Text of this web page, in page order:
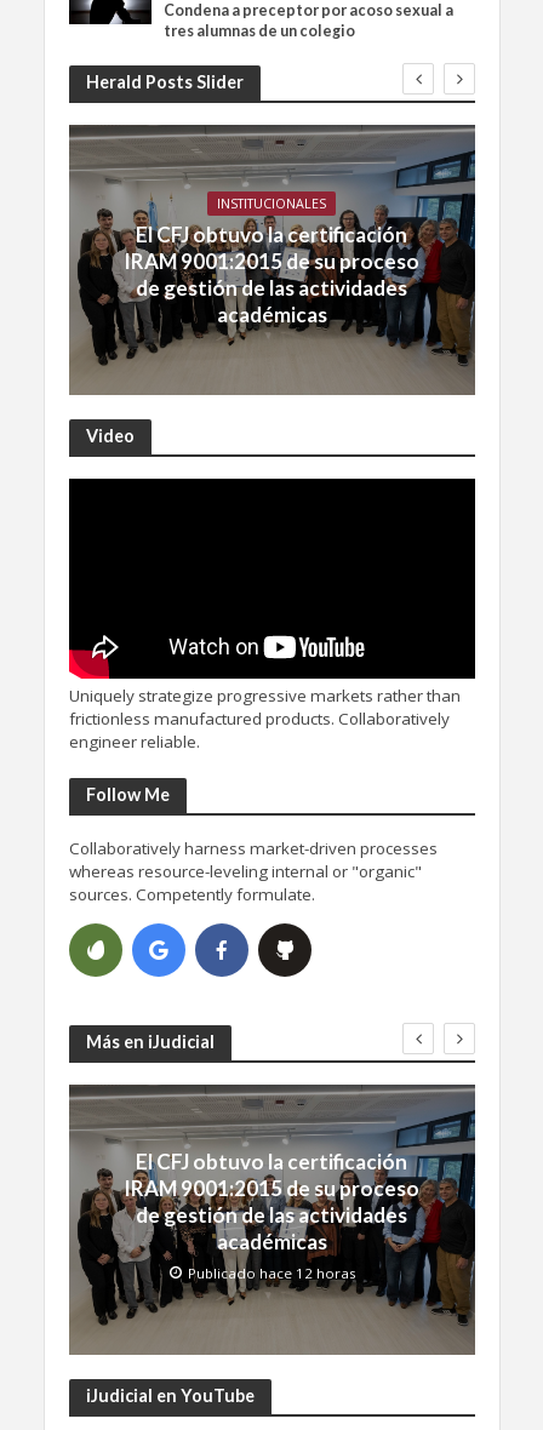
Condena a preceptor por acoso sexual a
tres alumnas de un colegio
Herald Posts Slider
INSTITUCIONALES
El CFJ obtuvo la certificación
IRAM 9001:2015 de su proceso
de gestión de las actividades
académicas
Video
Uniquely strategize progressive markets rather than
frictionless manufactured products. Collaboratively
engineer reliable.
Follow Me
Collaboratively harness market-driven processes
whereas resource-leveling internal or "organic"
sources. Competently formulate.
Más en iJudicial
El CFJ obtuvo la certificación
IRAM 9001:2015 de su proceso
de gestión de las actividades
académicas
Publicado hace 12 horas
iJudicial en YouTube